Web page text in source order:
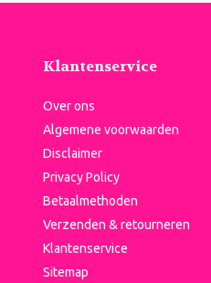
Klantenservice
Over ons
Algemene voorwaarden
Disclaimer
Privacy Policy
Betaalmethoden
Verzenden & retourneren
Klantenservice
Sitemap